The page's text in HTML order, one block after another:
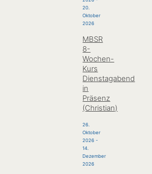
20.
Oktober
2026
MBSR
8-
Wochen-
Kurs
Dienstagabend
in
Präsenz
(Christian)
26.
Oktober
2026 -
14.
Dezember
2026